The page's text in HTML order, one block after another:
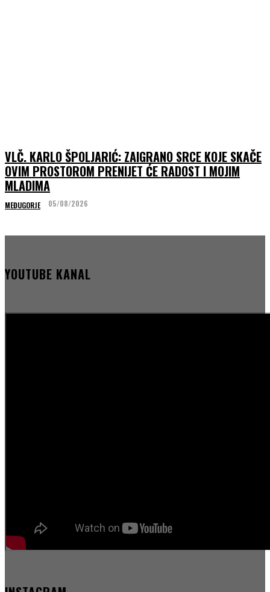
VLČ. KARLO ŠPOLJARIĆ: ZAIGRANO SRCE KOJE SKAČE
OVIM PROSTOROM PRENIJET ĆE RADOST I MOJIM
MLADIMA
MEĐUGORJE 05/08/2026
YOUTUBE KANAL